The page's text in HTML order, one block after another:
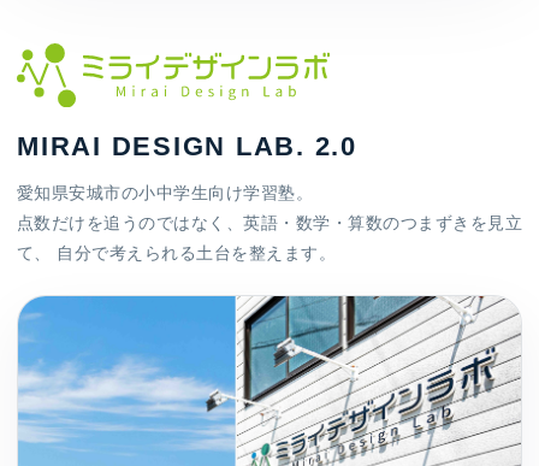
MIRAI DESIGN LAB. 2.0
愛知県安城市の小中学生向け学習塾。
点数だけを追うのではなく、英語・数学・算数のつまずきを見立
て、 自分で考えられる土台を整えます。